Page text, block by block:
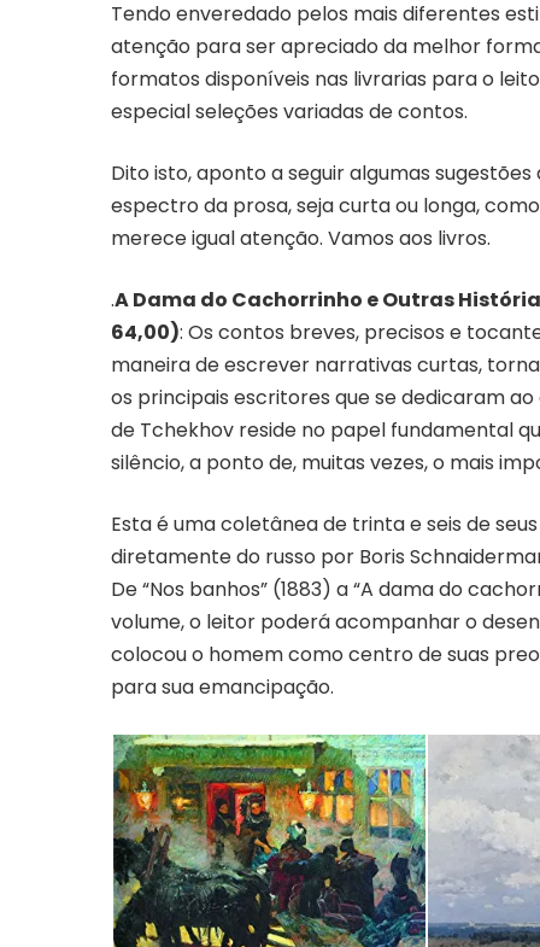
Tendo enveredado pelos mais diferentes
atenção para ser apreciado da melhor
formatos disponíveis nas livrarias para o
especial seleções variadas de contos.
Dito isto, aponto a seguir algumas
espectro da prosa, seja curta ou longa,
merece igual atenção. Vamos aos livros.
.A Dama do Cachorrinho e Outras
64,00): Os contos breves, precisos e
maneira de escrever narrativas curtas,
os principais escritores que se dedicaram
de Tchekhov reside no papel fundamental
silêncio, a ponto de, muitas vezes, o mais
Esta é uma coletânea de trinta e seis de
diretamente do russo por Boris
De “Nos banhos” (1883) a “A dama do
volume, o leitor poderá acompanhar o
colocou o homem como centro de suas
para sua emancipação.